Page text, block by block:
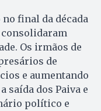
final da década
consolidaram
Os irmãos de
de
e aumentando
saída dos Paiva e
político e